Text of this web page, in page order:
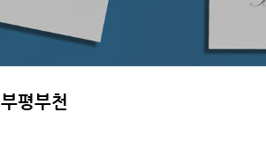
부평부천